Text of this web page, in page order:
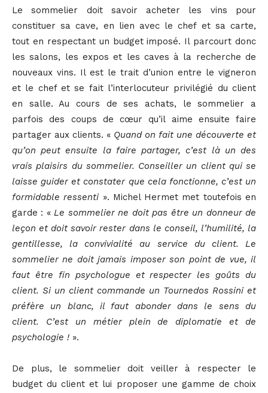
Le sommelier doit savoir acheter les vins pour
constituer sa cave, en lien avec le chef et sa carte,
tout en respectant un budget imposé. Il parcourt donc
les salons, les expos et les caves à la recherche de
nouveaux vins. Il est le trait d’union entre le vigneron
et le chef et se fait l’interlocuteur privilégié du client
en salle. Au cours de ses achats, le sommelier a
parfois des coups de cœur qu’il aime ensuite faire
partager aux clients. « Quand on fait une découverte et
qu’on peut ensuite la faire partager, c’est là un des
vrais plaisirs du sommelier. Conseiller un client qui se
laisse guider et constater que cela fonctionne, c’est un
formidable ressenti ». Michel Hermet met toutefois en
garde : «Le sommelier ne doit pas être un donneur de
leçon et doit savoir rester dans le conseil, l’humilité, la
gentillesse, la convivialité au service du client. Le
sommelier ne doit jamais imposer son point de vue, il
faut être fin psychologue et respecter les goûts du
client. Si un client commande un Tournedos Rossini et
préfère un blanc, il faut abonder dans le sens du
client. C’est un métier plein de diplomatie et de
psychologie ! ».
De plus, le sommelier doit veiller à respecter le
budget du client et lui proposer une gamme de choix